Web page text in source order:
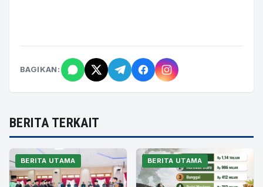
BAGIKAN:
BERITA TERKAIT
BERITA UTAMA BERITA UTAMA